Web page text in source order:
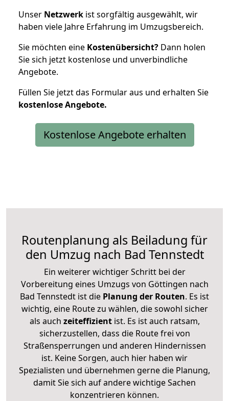
Unser Netzwerk ist sorgfältig ausgewählt, wir
haben viele Jahre Erfahrung im Umzugsbereich.
Sie möchten eine Kostenübersicht? Dann holen
Sie sich jetzt kostenlose und unverbindliche
Angebote.
Füllen Sie jetzt das Formular aus und erhalten Sie
kostenloseAngebote.
Kostenlose Angebote erhalten
Routenplanung als Beiladung für
den Umzug nach Bad Tennstedt
Ein weiterer wichtiger Schritt bei der
Vorbereitung eines Umzugs von Göttingen nach
Bad Tennstedt ist die Planung der Routen. Es ist
wichtig, eine Route zu wählen, die sowohl sicher
als auch zeiteffizientist. Es ist auch ratsam,
sicherzustellen, dass die Route frei von
Straßensperrungen und anderen Hindernissen
ist. Keine Sorgen, auch hier haben wir
Spezialisten und übernehmen gerne die Planung,
damit Sie sich auf andere wichtige Sachen
konzentrieren können.